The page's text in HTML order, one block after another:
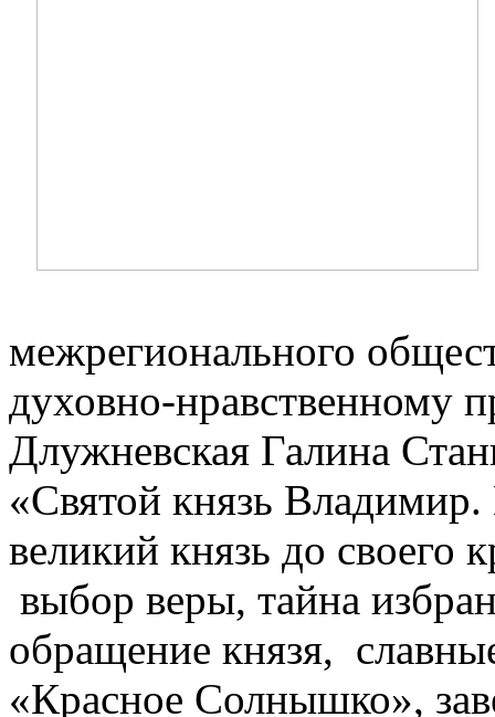
межрегионального
духовно-нравственному
Длужневская Галина
«Святой князь
великий князь до своего
выбор веры, тайна
обращение князя,
«Красное Солнышко»,